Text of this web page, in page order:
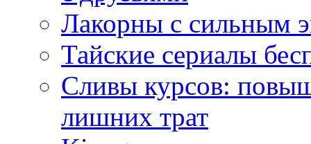
Лакорны с сильным
Тайские сериалы
Сливы курсов:
лишних трат